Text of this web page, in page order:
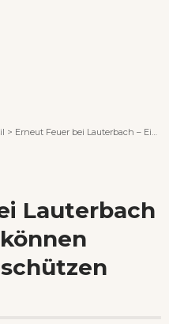
> Erneut Feuer bei Lauterbach – Einsatzkräfte können Wohngebäude schützen
Lauterbach